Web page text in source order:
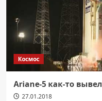
Космос
Ariane-5 как-то
27.01.2018